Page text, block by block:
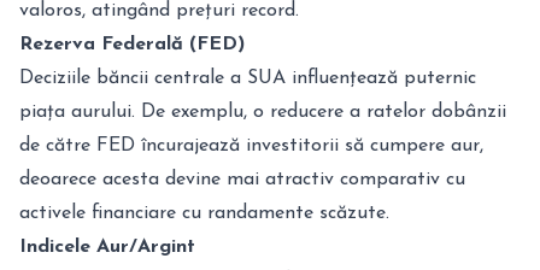
valoros, atingând prețuri record.
Rezerva Federală (FED)
Deciziile băncii centrale a SUA influențează puternic
piața aurului. De exemplu, o reducere a ratelor dobânzii
de către FED încurajează investitorii să cumpere aur,
deoarece acesta devine mai atractiv comparativ cu
activele financiare cu randamente scăzute.
Indicele Aur/Argint